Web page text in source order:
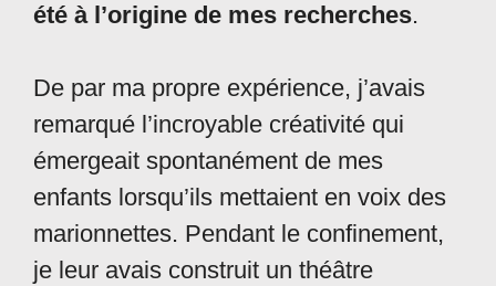
été à l’origine de mes recherches.
De par ma propre expérience, j’avais
remarqué l’incroyable créativité qui
émergeait spontanément de mes
enfants lorsqu’ils mettaient en voix des
marionnettes. Pendant le confinement,
je leur avais construit un théâtre